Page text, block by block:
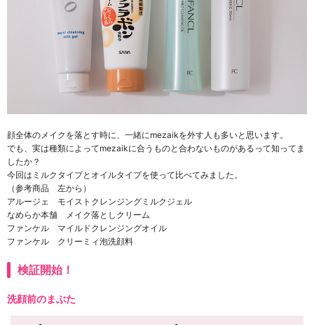
顔全体のメイクを落とす時に、一緒にmezaikを外す人も多いと思います。
でも、実は種類によってmezaikに合うものと合わないものがあるって知ってま
したか？
今回はミルクタイプとオイルタイプを使って比べてみました。
（参考商品 左から）
アルージェ モイストクレンジングミルクジェル
なめらか本舗 メイク落としクリーム
ファンケル マイルドクレンジングオイル
ファンケル クリーミィ泡洗顔料
検証開始！
洗顔前のまぶた